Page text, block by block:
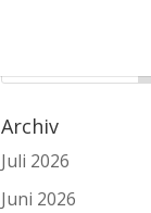
Archiv
Juli 2026
Juni 2026